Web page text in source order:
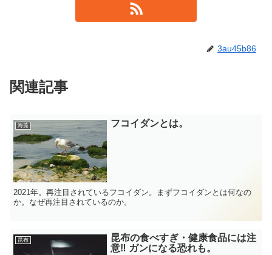
3au45b86
関連記事
海藻 フコイダンとは。
2021年。再注目されているフコイダン。まずフコイダンとは何なの
か。なぜ再注目されているのか。
昆布
昆布の食べすぎ・健康食品には注
意‼ ガンになる恐れも。